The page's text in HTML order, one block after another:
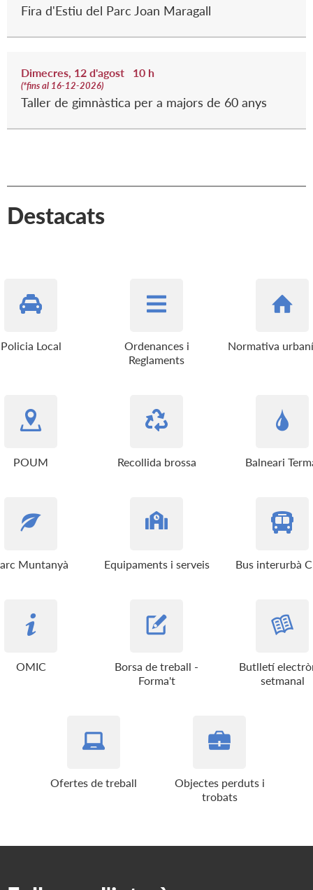
Fira d'Estiu del Parc Joan Maragall
Dimecres, 12 d'agost 10 h
(*fins al 16-12-2026)
Taller de gimnàstica per a majors de 60 anys
Destacats
Policia Local
Ordenances i
Reglaments
Normativa
POUM Recollida brossa Balneari
Muntanyà Equipaments i serveis Bus interurbà
OMIC
Borsa de treball -
Forma't
Butlletí
setmanal
Ofertes de treball
Objectes perduts i
trobats